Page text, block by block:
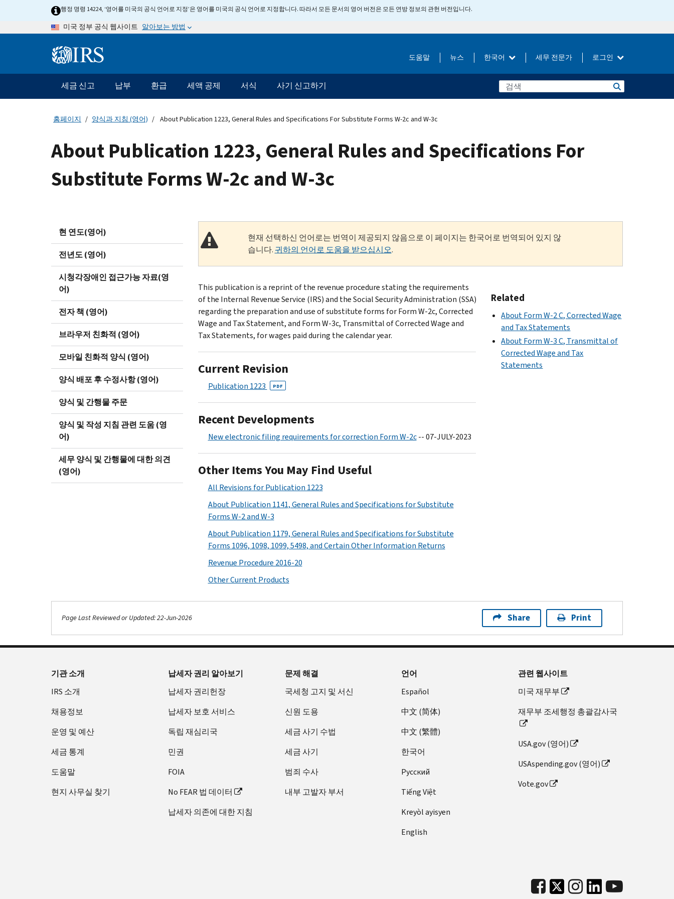
행정 명령 14224, ‘영어를 미국의 공식 언어로 지정’은 영어를 미국의 공식 언어로 지정합니다. 따라서 모든 문서의 영어 버전은 모든 연방 정보의 관헌 버전입니다.
미국 정부 공식 웹사이트 알아보는 방법
Information 도움말 뉴스 한국어 세무 전문가 로그인
메
인
네
게
이
션
바
세금 신고 납부 환급 세액 공제 서식 사기 신고하기
홈페이지 양식과 지침 (영어) About Publication 1223, General Rules and Specifications For Substitute Forms W-2c and W-3c
About Publication 1223, General Rules and Specifications For
Substitute Forms W-2c and W-3c
현 연도(영어)
전년도 (영어)
시청각장애인 접근가능 자료(영
어)
전자 책 (영어)
브라우저 친화적 (영어)
모바일 친화적 양식 (영어)
양식 배포 후 수정사항 (영어)
양식 및 간행물 주문
양식 및 작성 지침 관련 도움 (영
어)
세무 양식 및 간행물에 대한 의견
(영어)
현재 선택하신 언어로는 번역이 제공되지 않음으로 이 페이지는 한국어로 번역되어 있지 않
습니다. 귀하의 언어로 도움을 받으십시오.
This publication is a reprint of the revenue procedure stating the requirements
of the Internal Revenue Service (IRS) and the Social Security Administration (SSA)
regarding the preparation and use of substitute forms for Form W-2c, Corrected
Wage and Tax Statement, and Form W-3c, Transmittal of Corrected Wage and
Tax Statements, for wages paid during the calendar year.
Current Revision
Publication 1223 PDF
Recent Developments
New electronic filing requirements for correction Form W-2c-- 07-JULY-2023
Other Items You May Find Useful
All Revisions for Publication 1223
About Publication 1141, General Rules and Specifications for Substitute
Forms W-2 and W-3
About Publication 1179, General Rules and Specifications for Substitute
Forms 1096, 1098, 1099, 5498, and Certain Other Information Returns
Revenue Procedure 2016-20
Other Current Products
Related
About Form W-2 C, Corrected Wage
and Tax Statements
About Form W-3 C, Transmittal of
Corrected Wage and Tax
Statements
Page Last Reviewed or Updated: 22-Jun-2026 Share Print
기관 소개
IRS 소개
채용정보
운영 및 예산
세금 통계
도움말
현지 사무실 찾기
납세자 권리 알아보기
납세자 권리헌장
납세자 보호 서비스
독립 재심리국
민권
FOIA
No FEAR 법 데이터
납세자 의존에 대한 지침
문제 해결
국세청 고지 및 서신
신원 도용
세금 사기 수법
세금 사기
범죄 수사
내부 고발자 부서
언어
Español
中文 (简体)
中文 (繁體)
한국어
Pусский
Tiếng Việt
Kreyòl ayisyen
English
관련 웹사이트
미국 재무부
재무부 조세행정 총괄감사국
USA.gov (영어)
USAspending.gov (영어)
Vote.gov